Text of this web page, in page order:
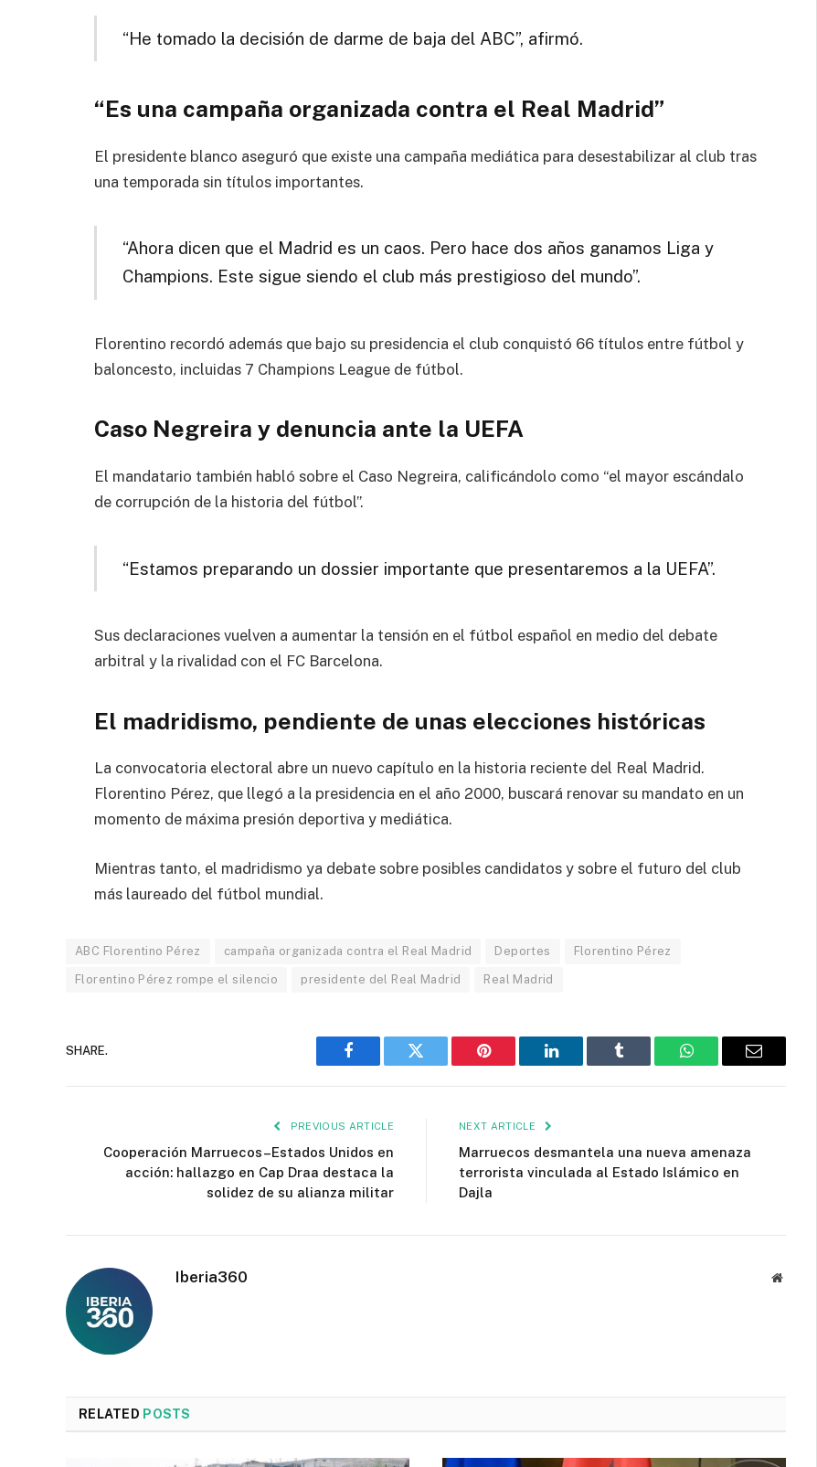
“He tomado la decisión de darme de baja del ABC”, afirmó.
“Es una campaña organizada contra el Real Madrid”
El presidente blanco aseguró que existe una campaña mediática para desestabilizar al club tras
una temporada sin títulos importantes.
“Ahora dicen que el Madrid es un caos. Pero hace dos años ganamos Liga y
Champions. Este sigue siendo el club más prestigioso del mundo”.
Florentino recordó además que bajo su presidencia el club conquistó 66 títulos entre fútbol y
baloncesto, incluidas 7 Champions League de fútbol.
Caso Negreira y denuncia ante la UEFA
El mandatario también habló sobre el Caso Negreira, calificándolo como “el mayor escándalo
de corrupción de la historia del fútbol”.
“Estamos preparando un dossier importante que presentaremos a la UEFA”.
Sus declaraciones vuelven a aumentar la tensión en el fútbol español en medio del debate
arbitral y la rivalidad con el FC Barcelona.
El madridismo, pendiente de unas elecciones históricas
La convocatoria electoral abre un nuevo capítulo en la historia reciente del Real Madrid.
Florentino Pérez, que llegó a la presidencia en el año 2000, buscará renovar su mandato en un
momento de máxima presión deportiva y mediática.
Mientras tanto, el madridismo ya debate sobre posibles candidatos y sobre el futuro del club
más laureado del fútbol mundial.
ABC Florentino Pérez campaña organizada contra el Real Madrid Deportes Florentino Pérez
Florentino Pérez rompe el silencio presidente del Real Madrid Real Madrid
SHARE.
Facebook Twitter Pinterest LinkedIn Tumblr WhatsAppEmail
PREVIOUS ARTICLE
Cooperación Marruecos–Estados Unidos en
acción: hallazgo en Cap Draa destaca la
solidez de su alianza militar
NEXT ARTICLE
Marruecos desmantela una nueva amenaza
terrorista vinculada al Estado Islámico en
Dajla
Iberia360 Website
RELATED POSTS